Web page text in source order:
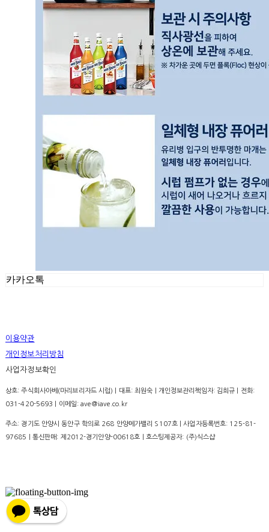
카카오톡
이용약관
개인정보처리방침
사업자정보확인
상호: 주식회사아베(마리브리자드 시럽) | 대표: 최원숙 | 개인정보관리책임자: 김희규 | 전화:
031-420-5693 | 이메일: ave@iave.co.kr
주소: 경기도 안양시 동안구 학의로 268 안양메가밸리 S107호 | 사업자등록번호: 125-81-
97685
| 통신판매: 제2012-경기안양-00618호 | 호스팅제공자: (주)식스샵